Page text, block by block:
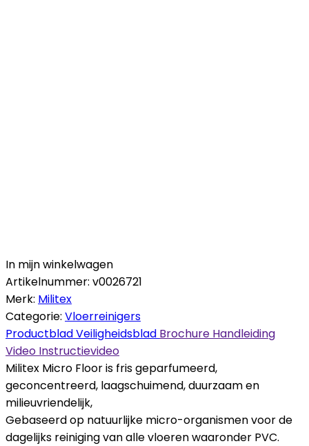
In mijn winkelwagen
Artikelnummer: v0026721
Merk: Militex
Categorie: Vloerreinigers
ProductbladVeiligheidsblad Brochure Handleiding
Video Instructievideo
Militex Micro Floor is fris geparfumeerd,
geconcentreerd, laagschuimend, duurzaam en
milieuvriendelijk,
Gebaseerd op natuurlijke micro-organismen voor de
dagelijks reiniging van alle vloeren waaronder PVC.